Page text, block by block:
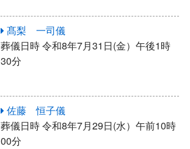
髙梨 一司儀
葬儀日時 令和8年7月31日(金）午後1時
30分
佐藤 恒子儀
葬儀日時 令和8年7月29日(水）午前10時
00分